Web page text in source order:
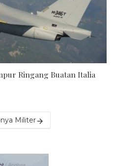
Ringang Buatan Italia
Militer